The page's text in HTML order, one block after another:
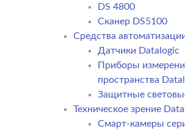
DS 4800
Сканер DS5100
Средства
Датчики Datalogic
Приборы
пространства
Защитные
Техническое зрение
Смарт-камеры